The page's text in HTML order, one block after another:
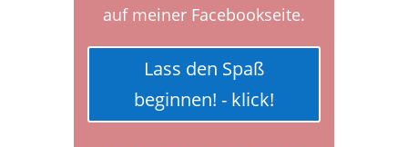
auf meiner Facebookseite.
Lass den Spaß
beginnen! - klick!